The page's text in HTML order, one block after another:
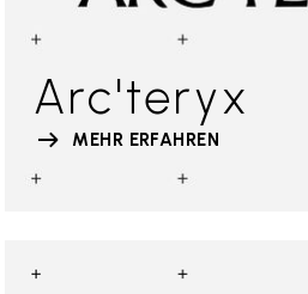
Arc'teryx
MEHR ERFAHREN